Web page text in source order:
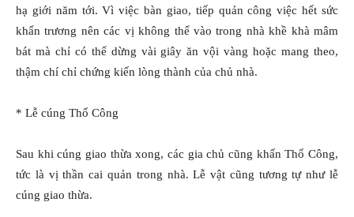
hạ giới năm tới. Vì việc bàn giao, tiếp quản công việc hết sức
khẩn trương nên các vị không thể vào trong nhà khề khà mâm
bát mà chỉ có thể dừng vài giây ăn vội vàng hoặc mang theo,
thậm chí chỉ chứng kiến lòng thành của chủ nhà.
* Lễ cúng Thổ Công
Sau khi cúng giao thừa xong, các gia chủ cũng khấn Thổ Công,
tức là vị thần cai quản trong nhà. Lễ vật cũng tương tự như lễ
cúng giao thừa.